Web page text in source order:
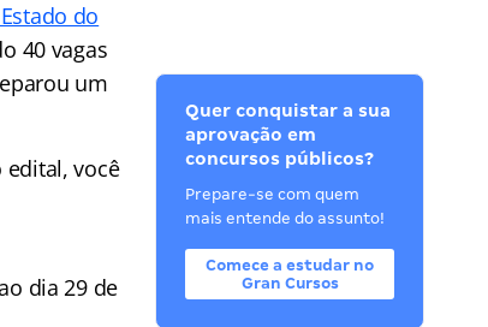
do
40 vagas
um
você
dia 29 de
Quer conquistar a sua
aprovação em
concursos públicos?
Prepare-se com quem
mais entende do assunto!
Comece a estudar no
Gran Cursos